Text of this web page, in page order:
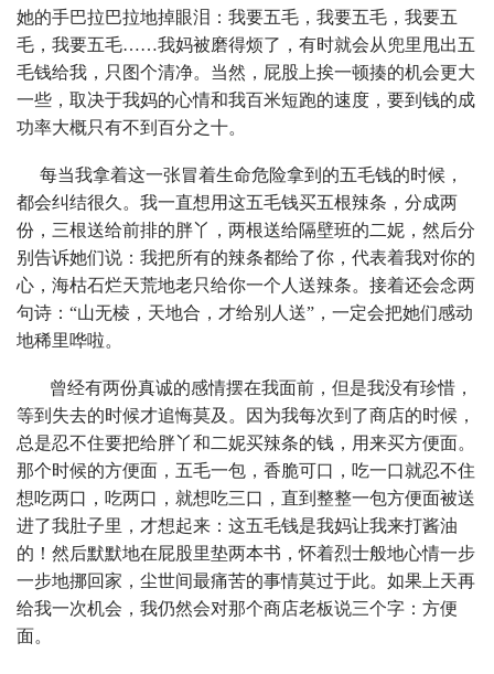
她的手巴拉巴拉地掉眼泪：我要五毛，我要五毛，我要五
毛，我要五毛……我妈被磨得烦了，有时就会从兜里甩出五
毛钱给我，只图个清净。当然，屁股上挨一顿揍的机会更大
一些，取决于我妈的心情和我百米短跑的速度，要到钱的成
功率大概只有不到百分之十。
每当我拿着这一张冒着生命危险拿到的五毛钱的时候，
都会纠结很久。我一直想用这五毛钱买五根辣条，分成两
份，三根送给前排的胖丫，两根送给隔壁班的二妮，然后分
别告诉她们说：我把所有的辣条都给了你，代表着我对你的
心，海枯石烂天荒地老只给你一个人送辣条。接着还会念两
句诗：“山无棱，天地合，才给别人送”，一定会把她们感动
地稀里哗啦。
曾经有两份真诚的感情摆在我面前，但是我没有珍惜，
等到失去的时候才追悔莫及。因为我每次到了商店的时候，
总是忍不住要把给胖丫和二妮买辣条的钱，用来买方便面。
那个时候的方便面，五毛一包，香脆可口，吃一口就忍不住
想吃两口，吃两口，就想吃三口，直到整整一包方便面被送
进了我肚子里，才想起来：这五毛钱是我妈让我来打酱油
的！然后默默地在屁股里垫两本书，怀着烈士般地心情一步
一步地挪回家，尘世间最痛苦的事情莫过于此。如果上天再
给我一次机会，我仍然会对那个商店老板说三个字：方便
面。